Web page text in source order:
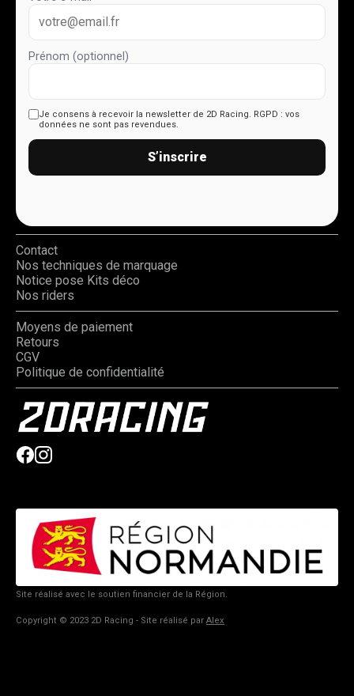
Prénom (optionnel)
Je consens à recevoir la newsletter de 2D Racing. RGPD : vos
données ne sont pas revendues.
S’inscrire
Contact
Nos techniques de marquage
Notice pose Kits déco
Nos riders
Moyens de paiement
Retours
CGV
Politique de confidentialité
Site réalisé avec le soutien financier de la Région.
Copyright © 2023 2D Racing - Site réalisé par Alex